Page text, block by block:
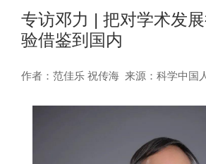
专访邓力 | 把对学术发
验借鉴到国内
作者：范佳乐 祝传海 来源：科学中国